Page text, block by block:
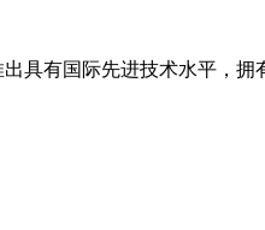
具有国际先进技术水平，